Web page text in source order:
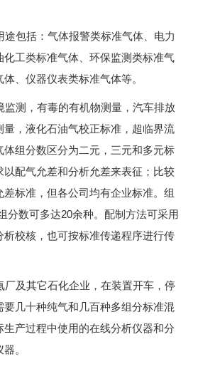
途包括：气体报警类标准气体、电力
工类标准气体、环保监测类标准气
、仪器仪表类标准气体等。
监测，有毒的有机物测量，汽车排放
，液化石油气校正标准，超临界流
组分数区分为二元，三元和多元标
配气允差和分析允差来表征；比较
标准，但各公司均有企业标准。组
分数可多达20余种。配制方法可采用
校核，也可按标准传递程序进行传
厂及其它石化企业，在装置开车，停
几十种纯气和几百种多组分标准混
产过程中使用的在线分析仪器和分
。